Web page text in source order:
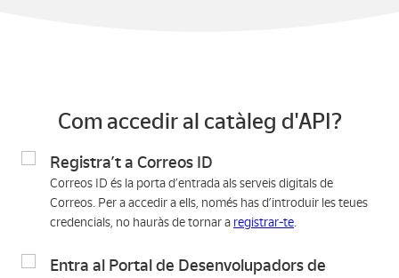
Com accedir al catàleg d'API?
Registra’t a Correos ID
Correos ID és la porta d’entrada als serveis digitals de
Correos. Per a accedir a ells, només has d’introduir les teues
credencials, no hauràs de tornar a registrar-te.
Entra al Portal de Desenvolupadors de